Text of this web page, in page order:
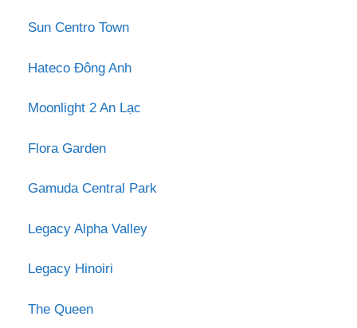
Sun Centro Town
Hateco Đông Anh
Moonlight 2 An Lạc
Flora Garden
Gamuda Central Park
Legacy Alpha Valley
Legacy Hinoiri
The Queen